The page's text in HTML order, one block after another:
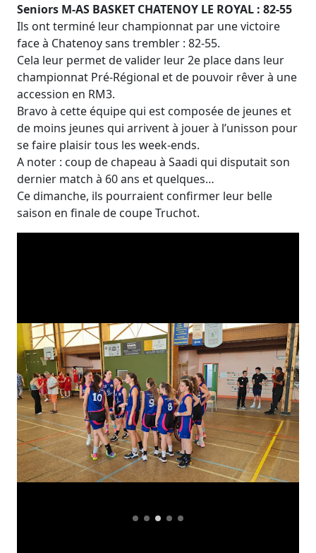
Seniors M-AS BASKET CHATENOY LE ROYAL : 82-55
Ils ont terminé leur championnat par une victoire
face à Chatenoy sans trembler : 82-55.
Cela leur permet de valider leur 2e place dans leur
championnat Pré-Régional et de pouvoir rêver à une
accession en RM3.
Bravo à cette équipe qui est composée de jeunes et
de moins jeunes qui arrivent à jouer à l’unisson pour
se faire plaisir tous les week-ends.
A noter : coup de chapeau à Saadi qui disputait son
dernier match à 60 ans et quelques…
Ce dimanche, ils pourraient confirmer leur belle
saison en finale de coupe Truchot.